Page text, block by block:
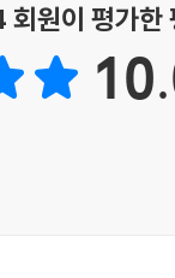
애인운동을 주도하
싸움꾼으로 존재
원이 평가한